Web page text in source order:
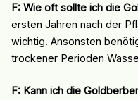
F: Wie oft sollte ich die
ersten Jahren nach der
wichtig. Ansonsten
trockener Perioden
F: Kann ich die